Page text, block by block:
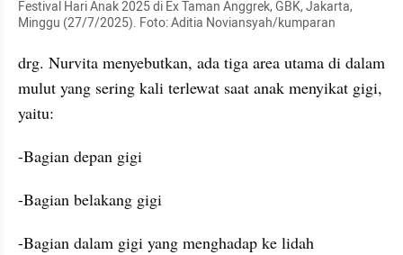
Festival Hari Anak 2025 di Ex Taman Anggrek, GBK, Jakarta,
Minggu (27/7/2025). Foto: Aditia Noviansyah/kumparan
drg. Nurvita menyebutkan, ada tiga area utama di dalam
mulut yang sering kali terlewat saat anak menyikat gigi,
yaitu:
-Bagian depan gigi
-Bagian belakang gigi
-Bagian dalam gigi yang menghadap ke lidah